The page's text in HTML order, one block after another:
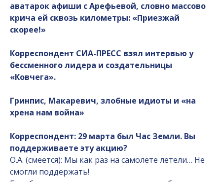
аватарок афиши с Арефьевой, словно массово
крича ей сквозь километры: «Приезжай
скорее!»
Корреспондент СИА-ПРЕСС взял интервью у
бессменного лидера и создательницы
«Ковчега».
Гринпис, Макаревич, злобные идиоты и «на
хрена нам война»
Корреспондент: 29 марта был Час Земли. Вы
поддерживаете эту акцию?
О.А. (смеется): Мы как раз на самолете летели… Не
смогли поддержать!